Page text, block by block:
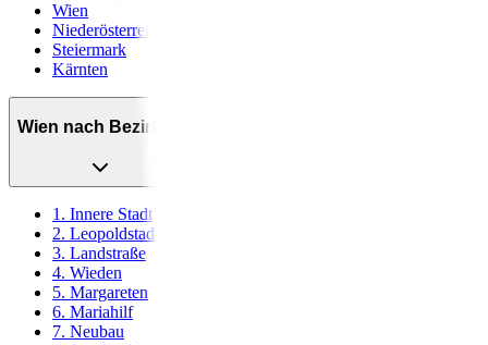
Wien
Niederösterreich
Steiermark
Kärnten
Wien nach Bezirken
1. Innere Stadt
2. Leopoldstadt
3. Landstraße
4. Wieden
5. Margareten
6. Mariahilf
7. Neubau